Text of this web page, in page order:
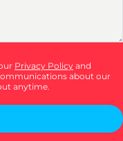
Privacy Policy and
about our
anytime.